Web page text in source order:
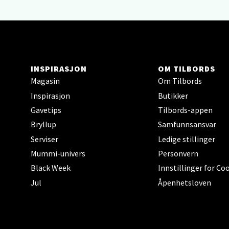
INSPIRASJON
Magasin
Inspirasjon
Gavetips
Bryllup
Serviser
Mummi-univers
Black Week
Jul
OM TILBORDS
Om Tilbords
Butikker
Tilbords-appen
Samfunnsansvar
Ledige stillinger
Personvern
Innstillinger for
Åpenhetsloven
6 i
12 i